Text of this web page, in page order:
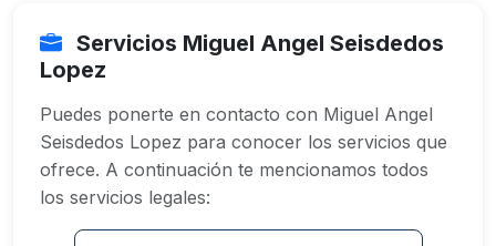
Servicios Miguel Angel Seisdedos
Lopez
Puedes ponerte en contacto con Miguel Angel
Seisdedos Lopez para conocer los servicios que
ofrece. A continuación te mencionamos todos
los servicios legales: